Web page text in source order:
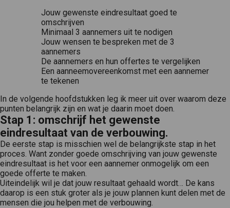
Jouw gewenste eindresultaat goed te
omschrijven
Minimaal 3 aannemers uit te nodigen
Jouw wensen te bespreken met de 3
aannemers
De aannemers en hun offertes te vergelijken
Een aanneemovereenkomst met een aannemer
te tekenen
In de volgende hoofdstukken leg ik meer uit over waarom deze
punten belangrijk zijn en wat je daarin moet doen.
Stap 1: omschrijf het gewenste
eindresultaat van de verbouwing.
De eerste stap is misschien wel de belangrijkste stap in het
proces. Want zonder goede omschrijving van jouw gewenste
eindresultaat is het voor een aannemer onmogelijk om een
goede offerte te maken.
Uiteindelijk wil je dat jouw resultaat gehaald wordt… De kans
daarop is een stuk groter als je jouw plannen kunt delen met de
mensen die jou helpen met de verbouwing.